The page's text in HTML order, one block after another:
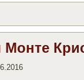
Монте